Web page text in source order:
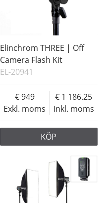
Elinchrom THREE | Off
Camera Flash Kit
EL-20941
Exkl. moms
949
Inkl. moms
1 186.25
KÖP